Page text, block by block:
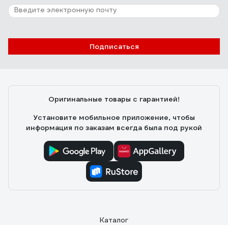
Подписаться
Оригинальные товары с гарантией!
Установите мобильное приложение, чтобы
информация по заказам всегда была под рукой
Каталог